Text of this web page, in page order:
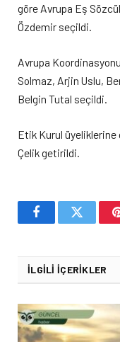
göre Avrupa Eş
Özdemir seçildi.
Avrupa
Solmaz, Arjin Uslu,
Belgin Tutal seçildi.
Etik Kurul üyeliklerine
Çelik getirildi.
FacebookTwitter
İLGILI İÇERIKLER